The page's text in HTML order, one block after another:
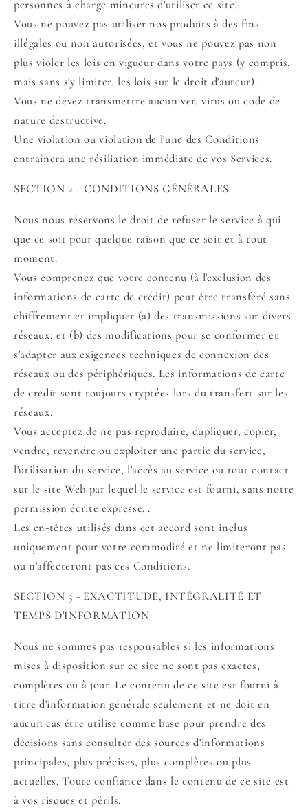
personnes à charge mineures d'utiliser ce site.
Vous ne pouvez pas utiliser nos produits à des fins
illégales ou non autorisées, et vous ne pouvez pas non
plus violer les lois en vigueur dans votre pays (y compris,
mais sans s'y limiter, les lois sur le droit d'auteur).
Vous ne devez transmettre aucun ver, virus ou code de
nature destructive.
Une violation ou violation de l'une des Conditions
entraînera une résiliation immédiate de vos Services.
SECTION 2 - CONDITIONS GÉNÉRALES
Nous nous réservons le droit de refuser le service à qui
que ce soit pour quelque raison que ce soit et à tout
moment.
Vous comprenez que votre contenu (à l'exclusion des
informations de carte de crédit) peut être transféré sans
chiffrement et impliquer (a) des transmissions sur divers
réseaux; et (b) des modifications pour se conformer et
s'adapter aux exigences techniques de connexion des
réseaux ou des périphériques. Les informations de carte
de crédit sont toujours cryptées lors du transfert sur les
réseaux.
Vous acceptez de ne pas reproduire, dupliquer, copier,
vendre, revendre ou exploiter une partie du service,
l'utilisation du service, l'accès au service ou tout contact
sur le site Web par lequel le service est fourni, sans notre
permission écrite expresse. .
Les en-têtes utilisés dans cet accord sont inclus
uniquement pour votre commodité et ne limiteront pas
ou n'affecteront pas ces Conditions.
SECTION 3 - EXACTITUDE, INTÉGRALITÉ ET
TEMPS D'INFORMATION
Nous ne sommes pas responsables si les informations
mises à disposition sur ce site ne sont pas exactes,
complètes ou à jour. Le contenu de ce site est fourni à
titre d'information générale seulement et ne doit en
aucun cas être utilisé comme base pour prendre des
décisions sans consulter des sources d'informations
principales, plus précises, plus complètes ou plus
actuelles. Toute confiance dans le contenu de ce site est
à vos risques et périls.